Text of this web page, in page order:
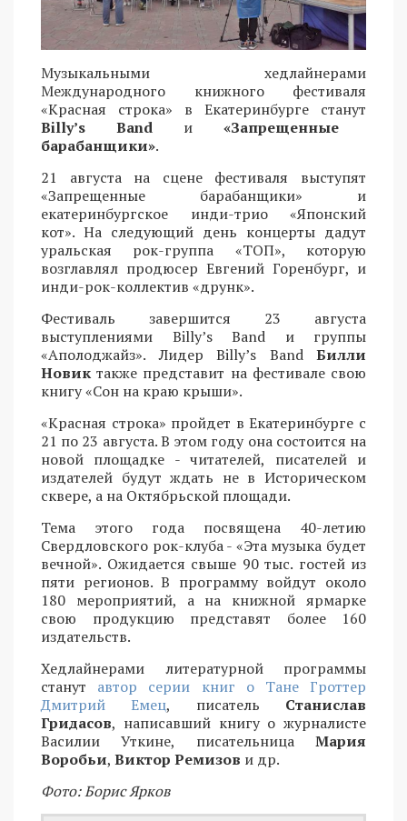
Музыкальными хедлайнерами
Международного книжного фестиваля
«Красная строка» в Екатеринбурге станут
Billy’s Band и «Запрещенные
барабанщики».
21 августа на сцене фестиваля выступят
«Запрещенные барабанщики» и
екатеринбургское инди-трио «Японский
кот». На следующий день концерты дадут
уральская рок-группа «ТОП», которую
возглавлял продюсер Евгений Горенбург, и
инди-рок-коллектив «друнк».
Фестиваль завершится 23 августа
выступлениями Billy’s Band и группы
«Аполоджайз». Лидер Billy’s Band Билли
Новик также представит на фестивале свою
книгу «Сон на краю крыши».
«Красная строка» пройдет в Екатеринбурге с
21 по 23 августа. В этом году она состоится на
новой площадке - читателей, писателей и
издателей будут ждать не в Историческом
сквере, а на Октябрьской площади.
Тема этого года посвящена 40-летию
Свердловского рок-клуба - «Эта музыка будет
вечной». Ожидается свыше 90 тыс. гостей из
пяти регионов. В программу войдут около
180 мероприятий, а на книжной ярмарке
свою продукцию представят более 160
издательств.
Хедлайнерами литературной программы
станут автор серии книг о Тане Гроттер
Дмитрий Емец, писатель Станислав
Гридасов, написавший книгу о журналисте
Василии Уткине, писательница Мария
Воробьи, Виктор Ремизов и др.
Фото: Борис Ярков